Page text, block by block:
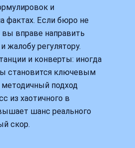
и
фактах. Если бюро не
вправе направить
жалобу регулятору.
и конверты: иногда
становится ключевым
подход
из хаотичного в
шанс реального
скор.